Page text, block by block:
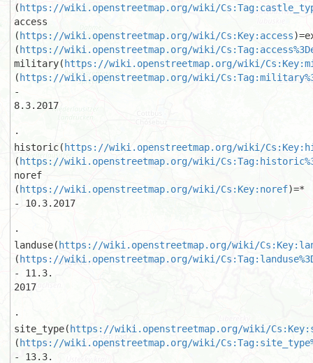
( https://wiki.openstreetmap.org/wiki/
access
( https://wiki.openstreetmap.org/wiki/Cs:Key:access
( https://wiki.openstreetmap.org/wiki/
military( https://wiki.openstreetmap.org/wiki/
( https://wiki.openstreetmap.org/wiki/
-
8.3.2017
·
historic( https://wiki.openstreetmap.org/wiki/
( https://wiki.openstreetmap.org/wiki/
noref
( https://wiki.openstreetmap.org/wiki/Cs:Key:noref)=*
- 10.3.2017
·
landuse( https://wiki.openstreetmap.org/wiki/
( https://wiki.openstreetmap.org/wiki/
- 11.3.
2017
·
site_type( https://wiki.openstreetmap.org/wiki/
( https://wiki.openstreetmap.org/wiki/
- 13.3.